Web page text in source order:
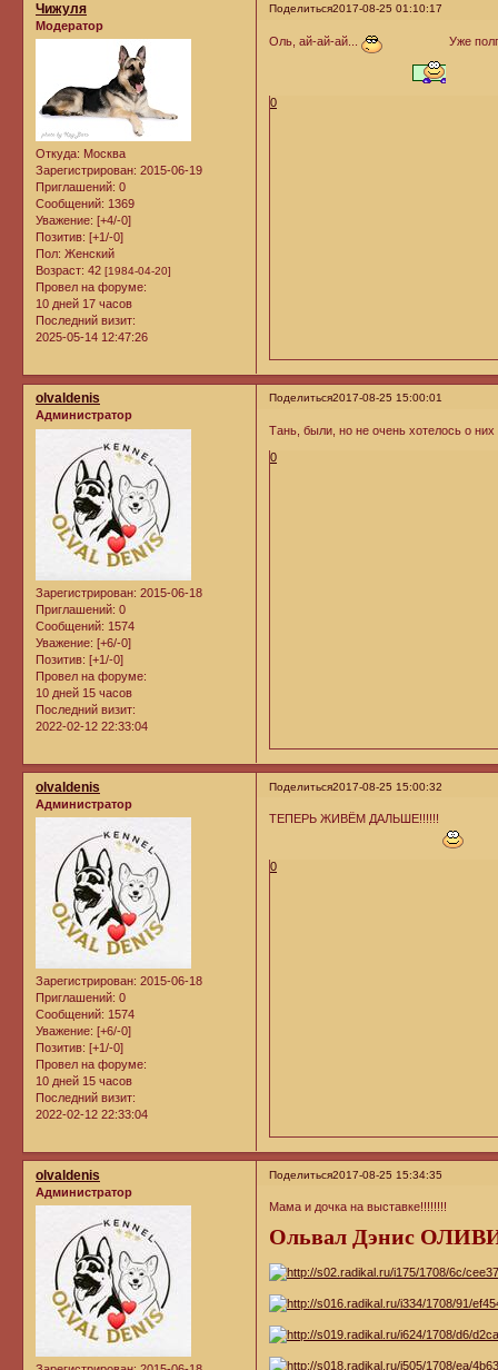
Поделиться2017-08-25 01:10:17
Чижуля
Модератор
Откуда: Москва
Зарегистрирован: 2015-06-19
Приглашений: 0
Сообщений: 1369
Уважение: [+4/-0]
Позитив: [+1/-0]
Пол: Женский
Возраст: 42 [1984-04-20]
Провел на форуме:
10 дней 17 часов
Последний визит:
2025-05-14 12:47:26
Оль, ай-ай-ай... Уже
0
Поделиться2017-08-25 15:00:01
olvaldenis
Администратор
Зарегистрирован: 2015-06-18
Приглашений: 0
Сообщений: 1574
Уважение: [+6/-0]
Позитив: [+1/-0]
Провел на форуме:
10 дней 15 часов
Последний визит:
2022-02-12 22:33:04
Тань, были, но не очень хотелось о
0
Поделиться2017-08-25 15:00:32
olvaldenis
Администратор
Зарегистрирован: 2015-06-18
Приглашений: 0
Сообщений: 1574
Уважение: [+6/-0]
Позитив: [+1/-0]
Провел на форуме:
10 дней 15 часов
Последний визит:
2022-02-12 22:33:04
ТЕПЕРЬ ЖИВЁМ ДАЛЬШЕ!!!!!!
0
Поделиться2017-08-25 15:34:35
olvaldenis
Администратор
Мама и дочка на выставке!!!!!!!!
Ольвал Дэнис